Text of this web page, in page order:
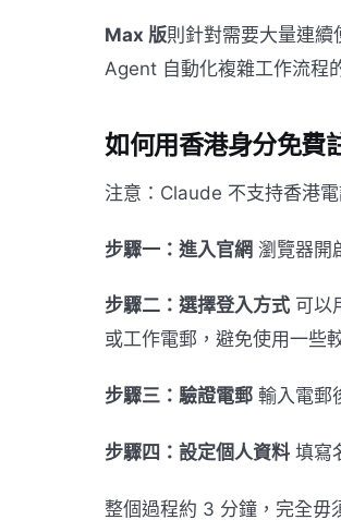
Max 版則針對需要大量連
Agent 自動化複雜工作流程
如何用香港身分免費
注意：Claude 不支持香港
步驟一：進入官網 瀏覽器開
步驟二：選擇登入方式 可以
或工作電郵，避免使用一些
步驟三：驗證電郵 輸入電郵
步驟四：設定個人資料 填寫
整個過程約 3 分鐘，完全毋